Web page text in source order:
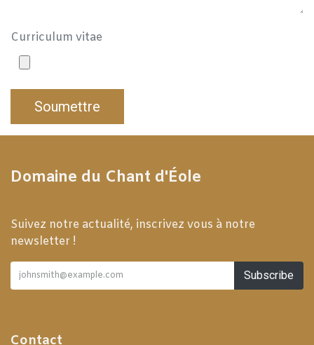
Curriculum vitae
Soumettre
Domaine du Chant d'Éole
Suivez notre actualité, inscrivez vous à notre
newsletter !
Subscribe
Contact